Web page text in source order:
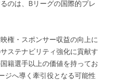
のは、Bリーグの国際的プレ
権・スポンサー収益の向上に
ステナビリティ強化に貢献す
籍選手以上の価値を持ってお
ジへ導く牽引役となる可能性